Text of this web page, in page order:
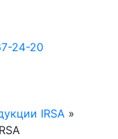
24-20
IRSA »